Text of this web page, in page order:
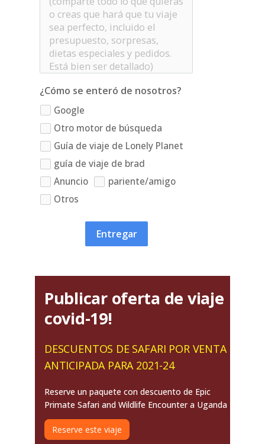
¿Cómo se enteró de nosotros?
Google
Otro motor de búsqueda
Guía de viaje de Lonely Planet
guía de viaje de brad
Anuncio
pariente/amigo
Otros
Entregar
Publicar oferta de viaje
covid-19!
DESCUENTOS DE SAFARI POR VENTA
ANTICIPADA PARA 2021-24
Reserve un paquete con descuento de Epic
Primate Safari and Wildlife Encounter a Uganda
Reserve este viaje